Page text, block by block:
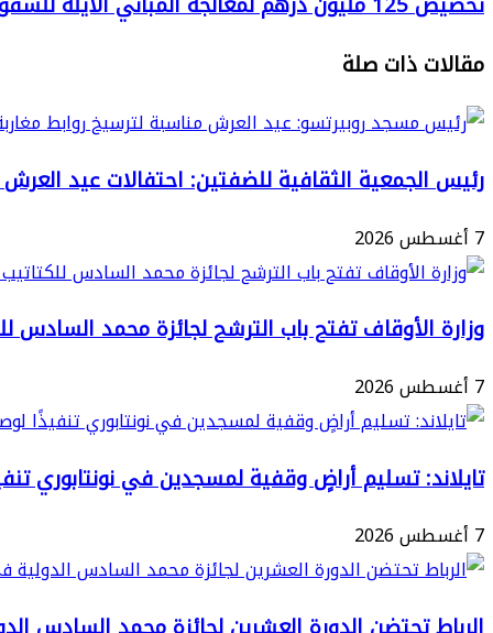
الملك
السادس،
رئيس
الجمهورية
الفرنسية
بالمغرب
مليون
درهم
لمعالجة
المباني
للسقوط
بالمدينة
لطنجة
مقالات ذات صلة
رئيس الجمعية الثقافية للضفتين: احتفالات عيد العرش
7 أغسطس 2026
وزارة الأوقاف تفتح باب الترشح لجائزة محمد السادس
7 أغسطس 2026
تايلاند: تسليم أراضٍ وقفية لمسجدين في نونتابوري
7 أغسطس 2026